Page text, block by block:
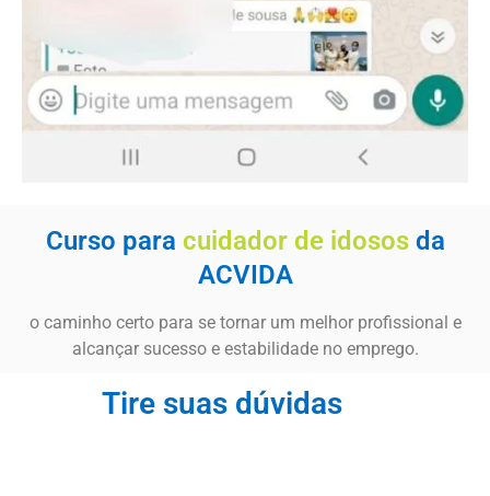
Curso para cuidador de idosos da
ACVIDA
o caminho certo para se tornar um melhor profissional e
alcançar sucesso e estabilidade no emprego.
Tire suas dúvidas